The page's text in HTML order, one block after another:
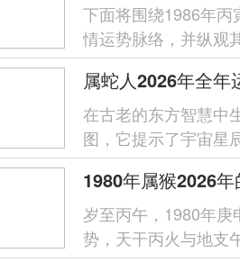
下面将围绕1986年
情运势脉络，并纵观
支对命局之作用、夫
属蛇人2026年全年
在古老的东方智慧中
图，它提示了宇宙星
于属蛇之人来讲踏入
岁至丙午，1980年
势，天干丙火与地支